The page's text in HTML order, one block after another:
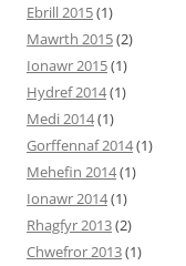
Ebrill 2015(1)
Mawrth 2015(2)
Ionawr 2015(1)
Hydref 2014(1)
Medi 2014(1)
Gorffennaf 2014(1)
Mehefin 2014(1)
Ionawr 2014(1)
Rhagfyr 2013(2)
Chwefror 2013(1)